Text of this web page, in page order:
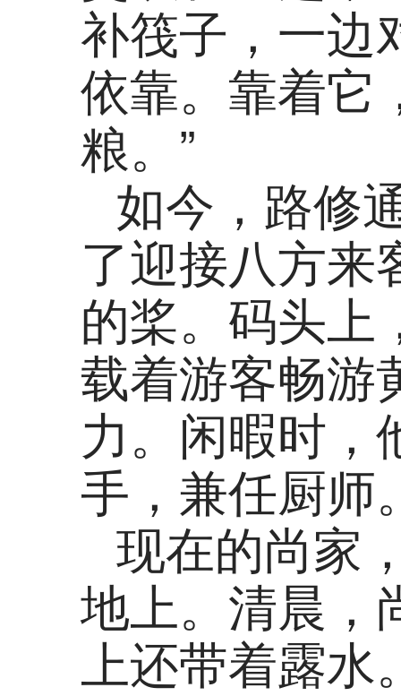
补筏子，一边
依靠。靠着它
粮。”
如今，路修
了迎接八方来
的桨。码头上
载着游客畅游
力。闲暇时，
手，兼任厨师
现在的尚家
地上。清晨，
上还带着露水